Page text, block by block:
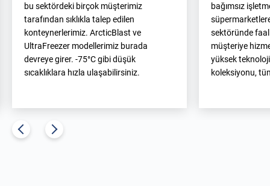
bu sektördeki birçok müşterimiz
tarafından sıklıkla talep edilen
konteynerlerimiz. ArcticBlast ve
UltraFreezer modellerimiz burada
devreye girer. -75°C gibi düşük
sıcaklıklara hızla ulaşabilirsiniz.
bağımsız
sektöründe
müşteriye
yüksek
koleksiyonu,